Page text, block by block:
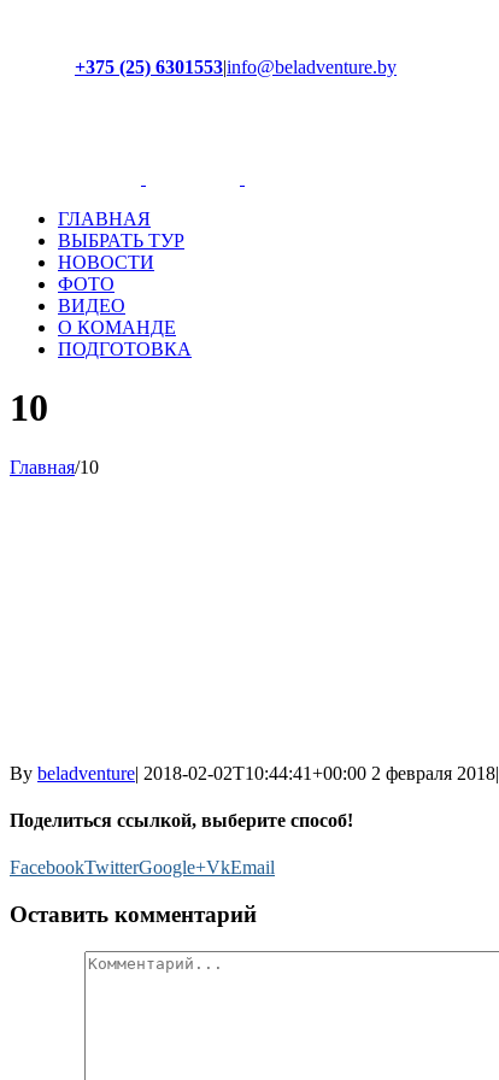
+375 (25) 6301553|info@beladventure.by
ГЛАВНАЯ
ВЫБРАТЬ ТУР
НОВОСТИ
ФОТО
ВИДЕО
О КОМАНДЕ
ПОДГОТОВКА
10
Главная/10
By beladventure| 2018-02-02T10:44:41+00:00 2 февраля 2018|
Поделиться ссылкой, выберите способ!
FacebookTwitterGoogle+VkEmail
Оставить комментарий